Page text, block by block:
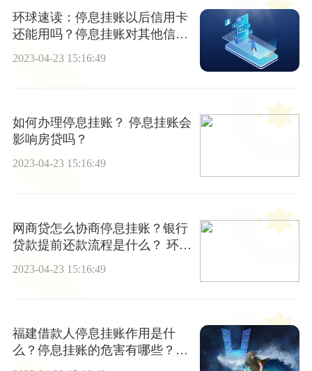
环球速读：停息挂账以后信用卡
还能用吗？停息挂账对其他信用
2023-04-23 15:16:49
如何办理停息挂账？ 停息挂账会
影响房贷吗？
2023-04-23 15:16:49
网商贷怎么协商停息挂账？银行
贷款提前还款流程是什么？ 环球
2023-04-23 15:16:49
福建借款人停息挂账作用是什
么？停息挂账的危害有哪些？_
世界新资讯